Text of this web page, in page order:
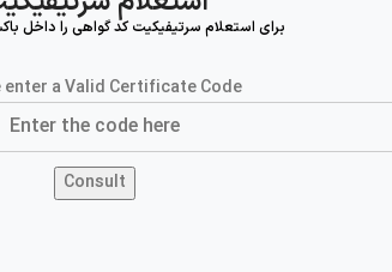
برای استعلام سرتیفیکیت کد گواهی را داخل
enter a Valid Certificate Code